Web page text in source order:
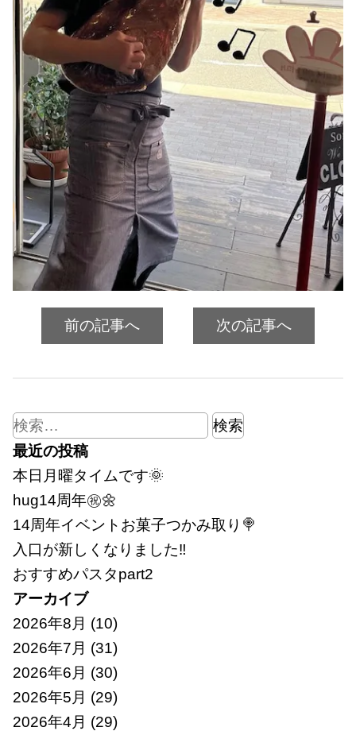
前の記事へ 次の記事へ
検
索:
最近の投稿
本日月曜タイムです🌞
hug14周年㊗🌼
14周年イベントお菓子つかみ取り🍭
入口が新しくなりました‼
おすすめパスタpart2
アーカイブ
2026年8月 (10)
2026年7月 (31)
2026年6月 (30)
2026年5月 (29)
2026年4月 (29)